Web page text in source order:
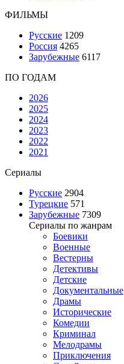
ФИЛЬМЫ
Русские 1209
Россия 4265
Зарубежные 6117
ПО ГОДАМ
2026
2025
2024
2023
2022
2021
Сериалы
Русские 2904
Турецкие 571
Зарубежные 7309
Сериалы по жанрам
Боевики
Военные
Вестерны
Детективы
Детские
Документальные
Драмы
Исторические
Комедии
Криминал
Мелодрамы
Приключения